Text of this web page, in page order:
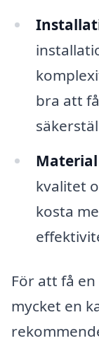
bra att
kvalitet
kosta
För att få
mycket en